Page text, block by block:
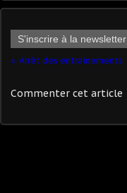
S'inscrire à la newsletter
Arrêt des entrainements
Commenter cet article